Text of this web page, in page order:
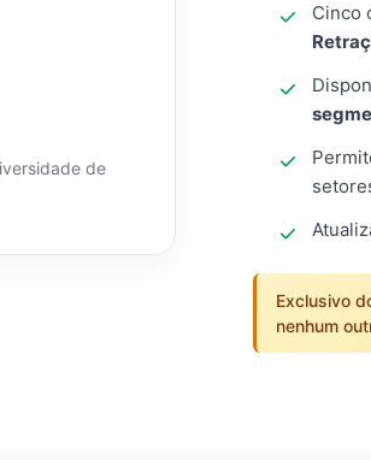
Cinco
Exclusivo
nenhum
de